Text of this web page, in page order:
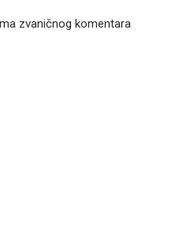
zvaničnog komentara